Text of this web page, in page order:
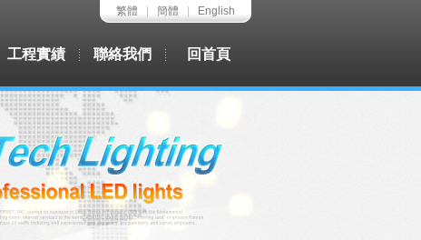
繁體 簡體 English
工程實績 聯絡我們 回首頁